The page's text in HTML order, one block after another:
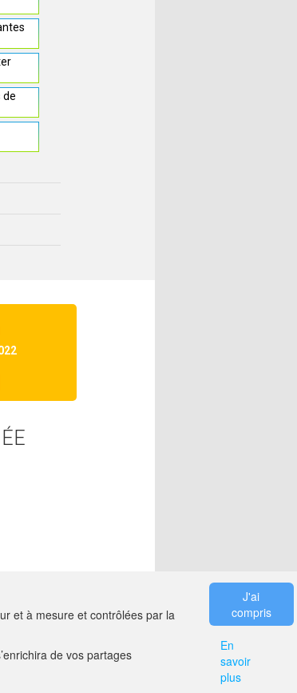
de
et à mesure et contrôlées par la
de vos partages
J'ai
compris
En
savoir
plus